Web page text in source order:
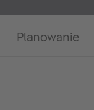
Planowanie